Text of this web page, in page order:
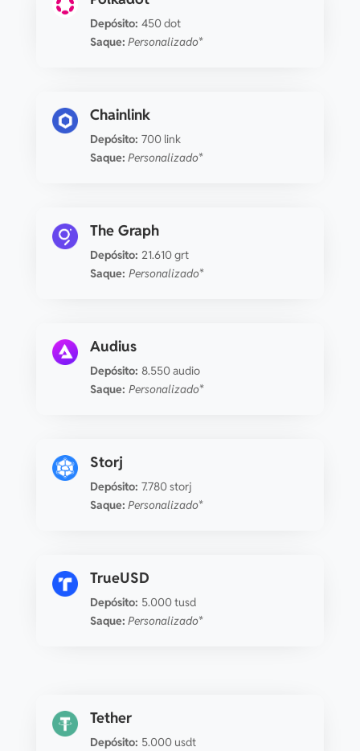
Plasma 5.48531307 xpl
Tezos
LayerZero
Depósito: 450 dot
Saque: Personalizado*
Chainlink
Depósito: 700 link
Saque: Personalizado*
The Graph
Depósito: 21.610 grt
Saque: Personalizado*
Audius
Depósito: 8.550 audio
Saque: Personalizado*
Storj
Depósito: 7.780 storj
Saque: Personalizado*
TrueUSD
Depósito: 5.000 tusd
Saque: Personalizado*
Tether
Depósito: 5.000 usdt